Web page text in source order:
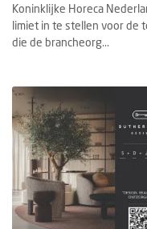
Koninklijke Horeca
limiet in te stellen voor de
die de brancheorg...